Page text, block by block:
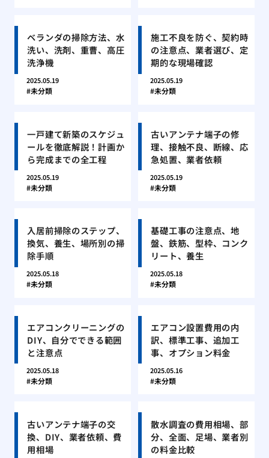
ベランダの掃除方法、水
洗い、洗剤、重曹、高圧
洗浄機
2025.05.19
未分類
施工不良を防ぐ、契約時
の注意点、業者選び、定
期的な現場確認
2025.05.19
未分類
一戸建て新築のスケジュ
ールを徹底解説！計画か
ら完成までの全工程
2025.05.19
未分類
古いアンテナ端子の修
理、接触不良、断線、応
急処置、業者依頼
2025.05.19
未分類
入居前掃除のステップ、
換気、養生、場所別の掃
除手順
2025.05.18
未分類
基礎工事の注意点、地
盤、鉄筋、型枠、コンク
リート、養生
2025.05.18
未分類
エアコンクリーニングの
DIY、自分でできる範囲
と注意点
2025.05.18
未分類
エアコン設置費用の内
訳、標準工事、追加工
事、オプション料金
2025.05.16
未分類
古いアンテナ端子の交
換、DIY、業者依頼、費
用相場
散水調査の費用相場、部
分、全面、足場、業者別
の料金比較